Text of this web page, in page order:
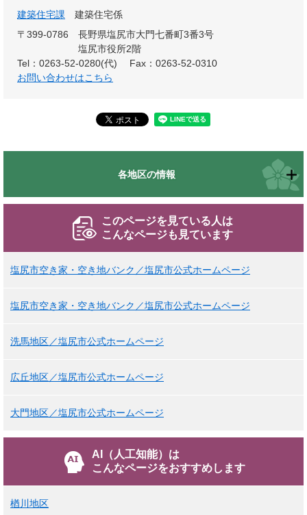
建築住宅課
建築住宅係
〒399-0786
長野県塩尻市大門七番町3番3号
塩尻市役所2階
Tel：0263-52-0280(代)
Fax：0263-52-0310
お問い合わせはこちら
各地区の情報
このページを見ている人は
こんなページも見ています
塩尻市空き家・空き地バンク／塩尻市公式ホームページ
塩尻市空き家・空き地バンク／塩尻市公式ホームページ
洗馬地区／塩尻市公式ホームページ
広丘地区／塩尻市公式ホームページ
大門地区／塩尻市公式ホームページ
AI（人工知能）は
こんなページをおすすめします
楢川地区